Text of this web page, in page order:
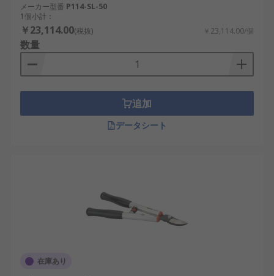
メーカー型番 P114-SL-50
1個小計：
￥23,114.00(税抜) ￥23,114.00/個
数量
追加
データシート
在庫あり